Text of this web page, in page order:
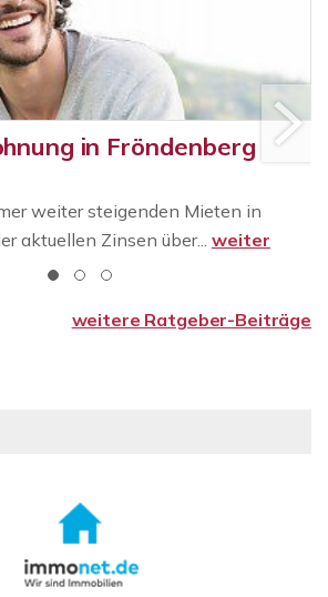
in Fröndenberg
weiter steigenden Mieten in
aktuellen Zinsen über... weiter
weitere Ratgeber-Beiträge